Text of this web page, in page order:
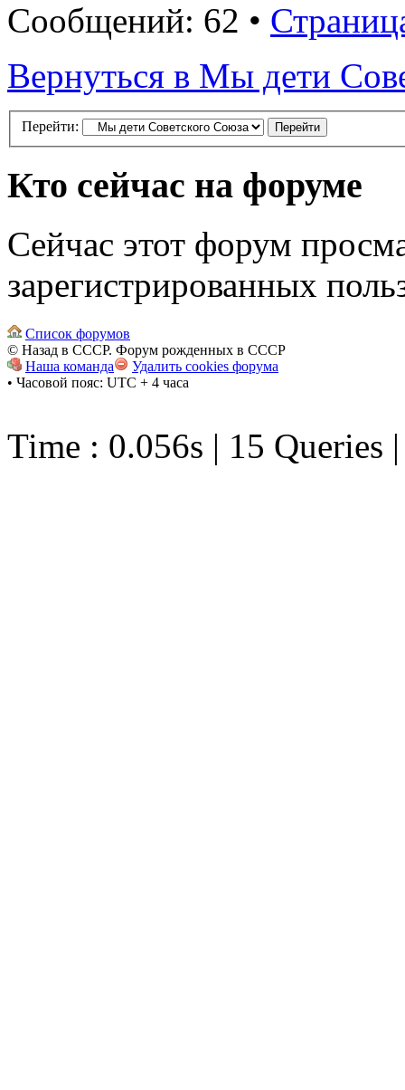
Сообщений: 62 •
Вернуться в Мы дети
Перейти:
Кто сейчас на форуме
Сейчас этот форум
зарегистрированных
Список форумов
© Назад в СССР. Форум рожденных в СССР
Наша команда
Удалить cookies форума
• Часовой пояс: UTC + 4 часа
Time : 0.056s | 15 Queries